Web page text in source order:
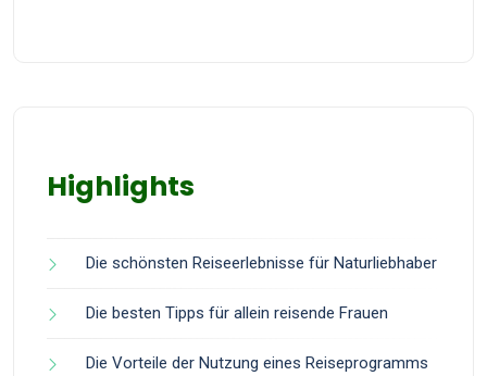
Highlights
Die schönsten Reiseerlebnisse für Naturliebhaber
Die besten Tipps für allein reisende Frauen
Die Vorteile der Nutzung eines Reiseprogramms